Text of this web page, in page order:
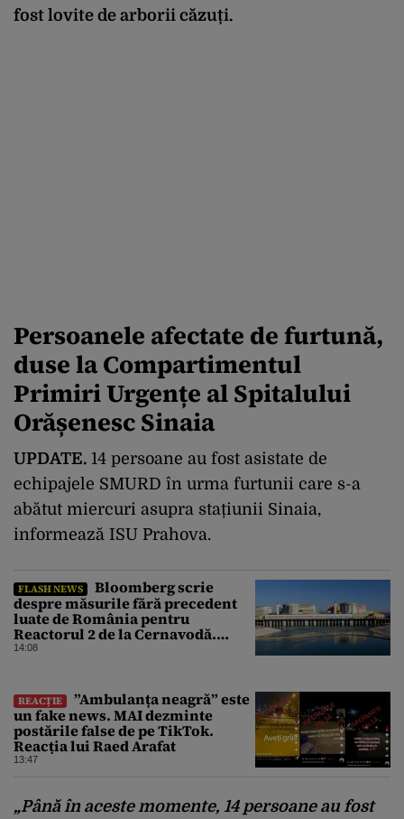
fost lovite de arborii căzuți.
Persoanele afectate de furtună,
duse la Compartimentul
Primiri Urgențe al Spitalului
Orășenesc Sinaia
UPDATE. 14 persoane au fost asistate de
echipajele SMURD în urma furtunii care s-a
abătut miercuri asupra stațiunii Sinaia,
informează ISU Prahova.
FLASH NEWS
Bloomberg scrie
despre măsurile fără precedent
luate de România pentru
Reactorul 2 de la Cernavodă.
Operațiunea a mai câștigat nouă
14:08
REACȚIE
”Ambulanța neagră” este
un fake news. MAI dezminte
postările false de pe TikTok.
Reacția lui Raed Arafat
13:47
„Până în aceste momente, 14 persoane au fost